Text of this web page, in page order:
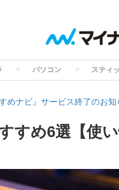
パソコン スティ
めナビ』サービス終了のお知
すめ6選【使